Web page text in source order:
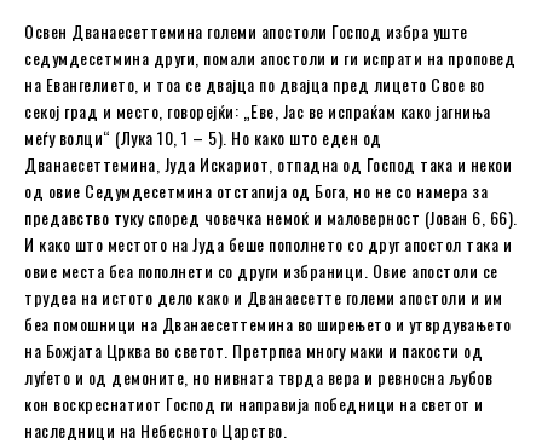
Освен Дванаесеттемина големи апостоли Господ избра уште
седумдесетмина други, помали апостоли и ги испрати на проповед
на Евангелието, и тоа се двајца по двајца пред лицето Свое во
секој град и место, говорејќи: „Еве, Јас ве испраќам како јагниња
меѓу волци“ (Лука 10, 1 – 5). Но како што еден од
Дванаесеттемина, Јуда Искариот, отпадна од Господ така и некои
од овие Седумдесетмина отстапија од Бога, но не со намера за
предавство туку според човечка немоќ и маловерност (Јован 6, 66).
И како што местото на Јуда беше пополнето со друг апостол така и
овие места беа пополнети со други избраници. Овие апостоли се
трудеа на истото дело како и Дванаесетте големи апостоли и им
беа помошници на Дванаесеттемина во ширењето и утврдувањето
на Божјата Црква во светот. Претрпеа многу маки и пакости од
луѓето и од демоните, но нивната тврда вера и ревносна љубов
кон воскреснатиот Господ ги направија победници на светот и
наследници на Небесното Царство.